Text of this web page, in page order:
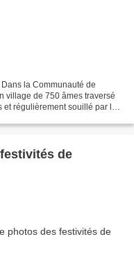
la Communauté de
village de 750 âmes traversé
régulièrement souillé par les
de